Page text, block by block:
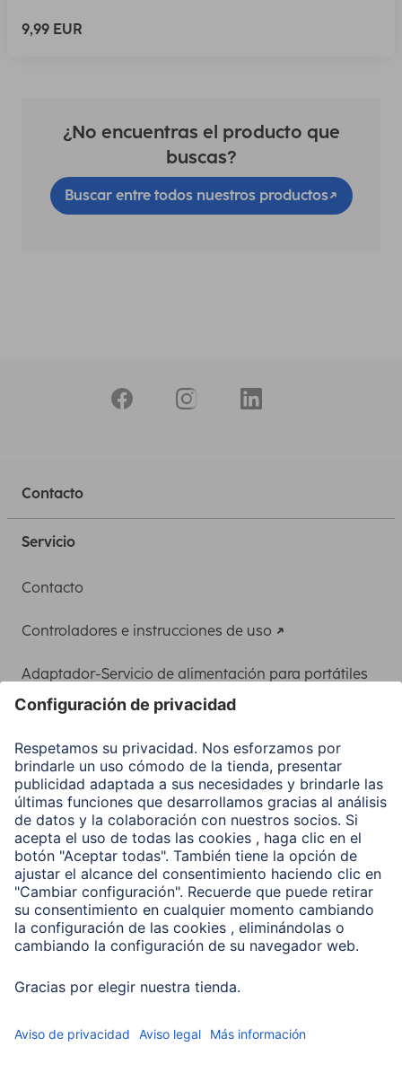
9,99 EUR
¿No encuentras el producto que
buscas?
Buscar entre todos nuestros productos
Contacto
Servicio
Contacto
Controladores e instrucciones de uso
Adaptador-Servicio de alimentación para portátiles
Clientes online
Conviértete en distribuidor
Compañía
Historia de la empresa
Hama en todo el Mundo
Sostenibilidad
Business-Portal